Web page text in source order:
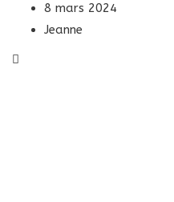
8 mars 2024
Jeanne